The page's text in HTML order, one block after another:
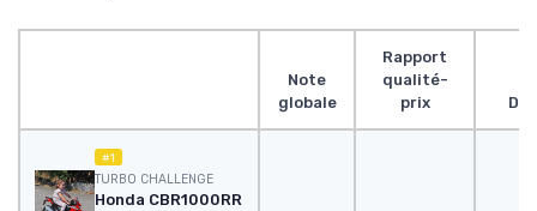
Note
globale
Rapport
qualité-
prix
#1
TURBO CHALLENGE
Honda CBR1000RR